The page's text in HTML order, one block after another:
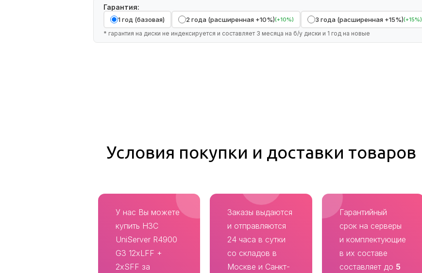
Гарантия:
1 год (базовая) 2 года (расширенная +10%)(+10%) 3 года (расширенная +15%)(+15%)
* гарантия на диски не индексируется и составляет 3 месяца на б/у диски и 1 год на новые
Условия покупки и доставки товаров
У нас Вы можете
купить H3C
UniServer R4900
G3 12xLFF +
2xSFF за
Заказы выдаются
и отправляются
24 часа в сутки
со складов в
Москве и Санкт-
Гарантийный
срок на серверы
и комплектующие
в их составе
составляет до 5